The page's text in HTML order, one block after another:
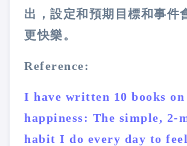
出，設定和預期目標和事件
更快樂。
Reference:
I have written 10 books on
happiness: The simple, 2-
habit I do every day to